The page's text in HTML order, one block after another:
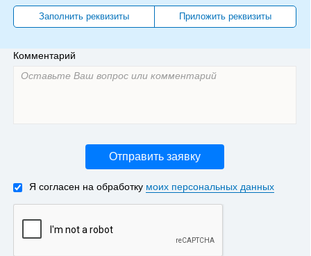
Заполнить реквизиты Приложить реквизиты
Комментарий
Отправить заявку
Я согласен на обработку моих персональных данных